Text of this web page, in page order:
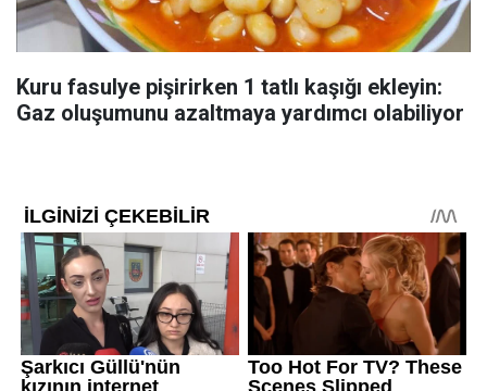
Kuru fasulye pişirirken 1 tatlı kaşığı ekleyin:
Gaz oluşumunu azaltmaya yardımcı olabiliyor